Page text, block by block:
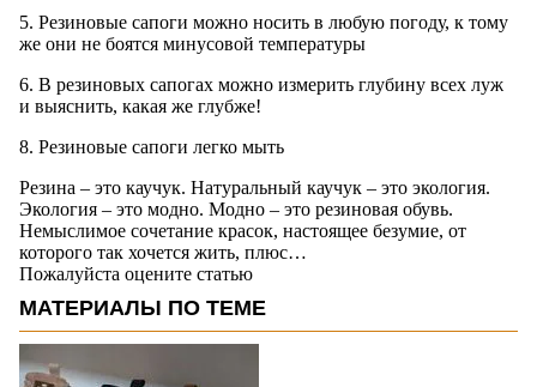
5. Резиновые сапоги можно носить в любую погоду, к тому
же они не боятся минусовой температуры
6. В резиновых сапогах можно измерить глубину всех луж
и выяснить, какая же глубже!
8. Резиновые сапоги легко мыть
Резина – это каучук. Натуральный каучук – это экология.
Экология – это модно. Модно – это резиновая обувь.
Немыслимое сочетание красок, настоящее безумие, от
которого так хочется жить, плюс…
Пожалуйста оцените статью
МАТЕРИАЛЫ ПО ТЕМЕ